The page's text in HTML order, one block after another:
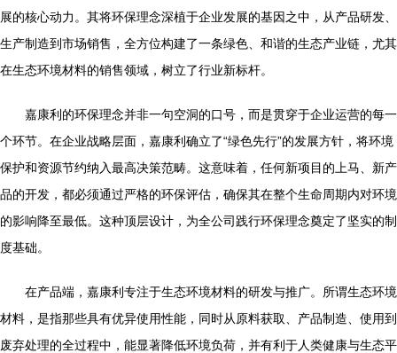
展的核心动力。其将环保理念深植于企业发展的基因之中，从产品研发、
生产制造到市场销售，全方位构建了一条绿色、和谐的生态产业链，尤其
在生态环境材料的销售领域，树立了行业新标杆。
嘉康利的环保理念并非一句空洞的口号，而是贯穿于企业运营的每一
个环节。在企业战略层面，嘉康利确立了“绿色先行”的发展方针，将环境
保护和资源节约纳入最高决策范畴。这意味着，任何新项目的上马、新产
品的开发，都必须通过严格的环保评估，确保其在整个生命周期内对环境
的影响降至最低。这种顶层设计，为全公司践行环保理念奠定了坚实的制
度基础。
在产品端，嘉康利专注于生态环境材料的研发与推广。所谓生态环境
材料，是指那些具有优异使用性能，同时从原料获取、产品制造、使用到
废弃处理的全过程中，能显著降低环境负荷，并有利于人类健康与生态平